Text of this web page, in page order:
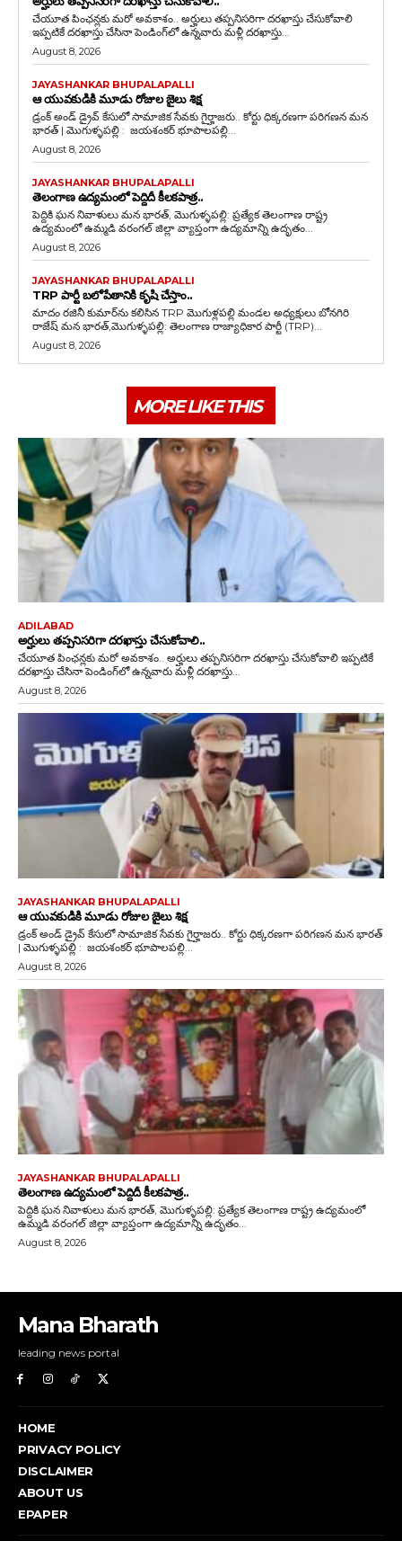
Mana Bharath
leading news portal
HOME
PRIVACY POLICY
DISCLAIMER
ABOUT US
EPAPER